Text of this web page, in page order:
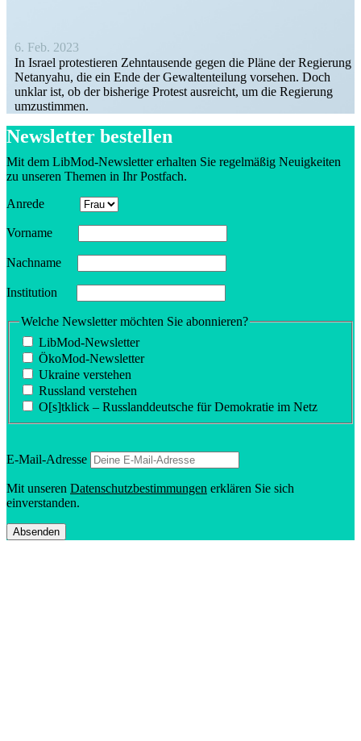
6. Feb. 2023
In Israel protes­tieren Zehntau­sende gegen die Pläne der Regierung
Netanyahu, die ein Ende der Gewal­ten­teilung vorsehen. Doch
unklar ist, ob der bisherige Protest ausreicht, um die Regierung
umzustimmen.
Newsletter bestellen
Mit dem LibMod-Newsletter erhalten Sie regel­mäßig Neuig­keiten
zu unseren Themen in Ihr Postfach.
Anrede
Vorname
Nachname
Insti­tution
Welche Newsletter möchten Sie abonnieren?
LibMod-Newsletter
ÖkoMod-Newsletter
Ukraine verstehen
Russland verstehen
O[s]tklick – Russland­deutsche für Demokratie im Netz
E‑Mail-Adresse
Mit unseren Daten­schutz­be­stim­mungen erklären Sie sich
einverstanden.